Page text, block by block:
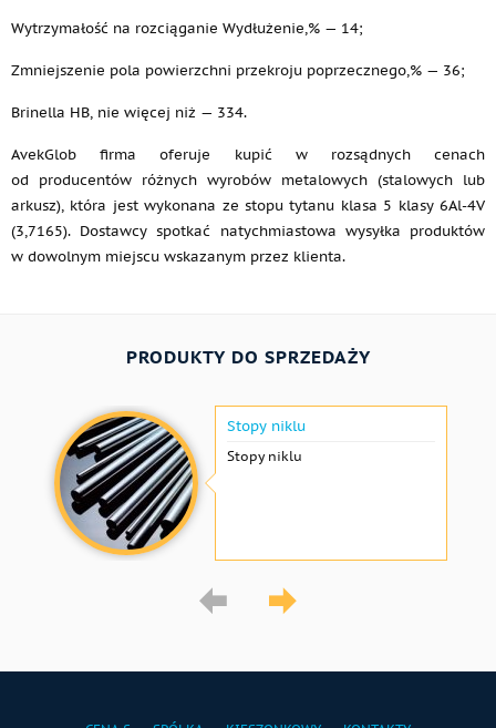
Wytrzymałość na rozciąganie Wydłużenie,% — 14;
Zmniejszenie pola powierzchni przekroju poprzecznego,% — 36;
Brinella HB, nie więcej niż — 334.
AvekGlob firma oferuje kupić w rozsądnych cenach
od producentów różnych wyrobów metalowych (stalowych lub
arkusz), która jest wykonana ze stopu tytanu klasa 5 klasy 6Al-4V
(3,7165). Dostawcy spotkać natychmiastowa wysyłka produktów
w dowolnym miejscu wskazanym przez klienta.
PRODUKTY DO SPRZEDAŻY
Stopy niklu
Stopy niklu